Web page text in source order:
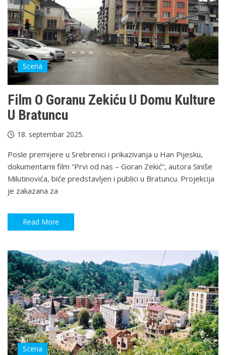
Scena
Film O Goranu Zekiću U Domu Kulture
U Bratuncu
18. septembar 2025.
Posle premijere u Srebrenici i prikazivanja u Han Pijesku,
dokumentarni film “Prvi od nas – Goran Zekić“, autora Siniše
Milutinovića, biće predstavljen i publici u Bratuncu. Projekcija
je zakazana za
Read More
Scena